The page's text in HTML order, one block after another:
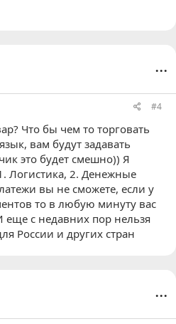
...
#4
Что бы чем то торговать
вам будут задавать
это будет смешно)) Я
Логистика, 2. Денежные
вы не сможете, если у
то в любую минуту вас
еще с недавних пор нельзя
России и других стран
...